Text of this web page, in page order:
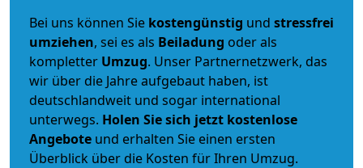
Bei uns können Sie kostengünstig und stressfrei
umziehen, sei es als Beiladung oder als
kompletter Umzug. Unser Partnernetzwerk, das
wir über die Jahre aufgebaut haben, ist
deutschlandweit und sogar international
unterwegs. Holen Sie sich jetzt kostenlose
Angebote und erhalten Sie einen ersten
Überblick über die Kosten für Ihren Umzug.